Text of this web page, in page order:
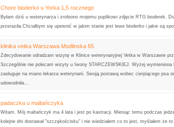
Chore bioderko u Yorka 1,5 rocznego
Byłam dziś u weterynarza i zrobiono mojemu puplikowi zdjęcie RTG bioderek.
przeraziła.Chciałbym się upewnić w jakim stanie jest lewe bioderko i jakie są
klinika vetka Warszawa Modlinska 65
Zdecydowanie odradzam wizytę w Klinice weterynaryjnej Vetka w Warszawie
Szczególnie nie polecam wizyty u Iwony STARCZEWSKIEJ. Wyżej wymieniona
zasługuje na miano lekarza weterynarii. Swoją postawą wobec cierpiącego psa
udowodniła...
padaczka u maltańczyka
Witam. Mój maltańczyk ma 4 lata i jest po kastracji. Miesiąc temu podczas
kolejne dni dostawał "szczękościsku" i nie wiedziałem co to jest, myślałem że